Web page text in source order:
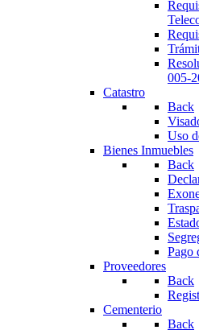
005-
Catastro
Back
Uso
Bienes Inmuebles
Back
Pago
Proveedores
Back
Cementerio
Back